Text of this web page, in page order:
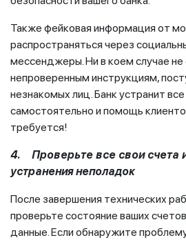
Также фейковая информация от
распространяться через
мессенджеры. Ни в коем случае не
непроверенным инструкциям,
незнакомых лиц. Банк устранит
самостоятельно и помощь
требуется!
4. Проверьте все свои счета
устранения неполадок
После завершения технических
проверьте состояние ваших
данные. Если обнаружите